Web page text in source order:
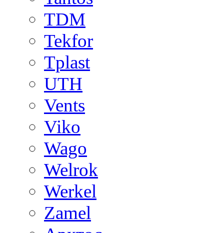
TDM
Tekfor
Tplast
UTH
Vents
Viko
Wago
Welrok
Werkel
Zamel